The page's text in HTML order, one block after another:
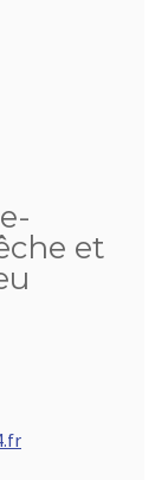
et